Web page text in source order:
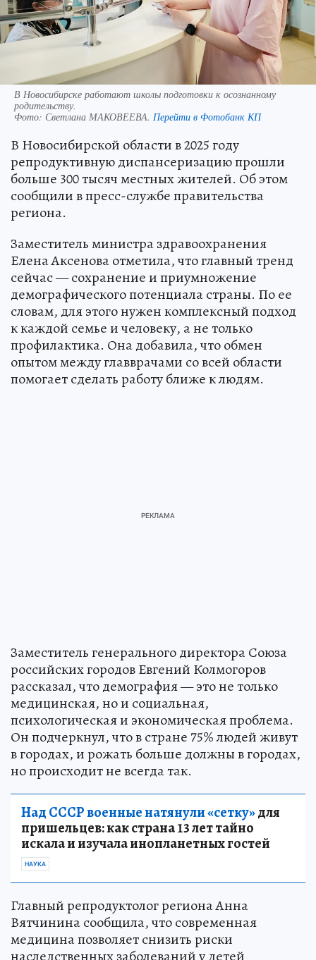
В Новосибирске работают школы подготовки к осознанному
родительству.
Фото: Светлана МАКОВЕЕВА. Перейти в Фотобанк КП
В Новосибирской области в 2025 году
репродуктивную диспансеризацию прошли
больше 300 тысяч местных жителей. Об этом
сообщили в пресс-службе правительства
региона.
Заместитель министра здравоохранения
Елена Аксенова отметила, что главный тренд
сейчас — сохранение и приумножение
демографического потенциала страны. По ее
словам, для этого нужен комплексный подход
к каждой семье и человеку, а не только
профилактика. Она добавила, что обмен
опытом между главврачами со всей области
помогает сделать работу ближе к людям.
Заместитель генерального директора Союза
российских городов Евгений Колмогоров
рассказал, что демография — это не только
медицинская, но и социальная,
психологическая и экономическая проблема.
Он подчеркнул, что в стране 75% людей живут
в городах, и рожать больше должны в городах,
но происходит не всегда так.
Над СССР военные натянули «сетку»для
пришельцев: как страна 13 лет тайно
искала и изучала инопланетных гостей
НАУКА
Главный репродуктолог региона Анна
Вятчинина сообщила, что современная
медицина позволяет снизить риски
наследственных заболеваний у детей